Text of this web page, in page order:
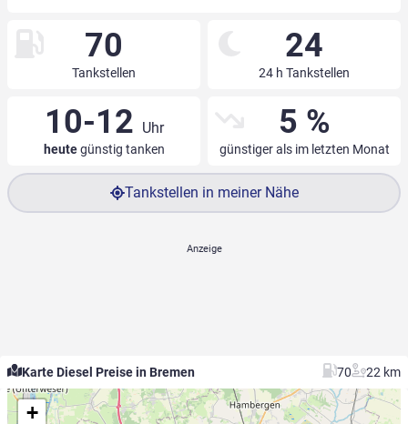
70
Tankstellen
24
24 h Tankstellen
10-12 Uhr
heutegünstig tanken
5 %
günstiger als im letzten Monat
Tankstellen in meiner Nähe
Karte Diesel Preise in Bremen 70 22 km
+